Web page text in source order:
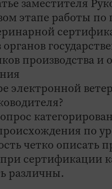
заместителя
этапе работы
производства и
электронной
по
четко описать
сертификации
различны.